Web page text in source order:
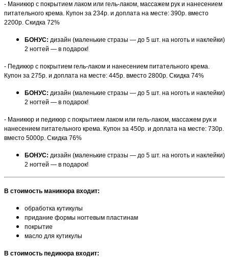
- Маникюр с покрытием лаком или гель-лаком, массажем рук и нанесением
питательного крема. Купон за 234р. и доплата на месте: 390р. вместо
2200р. Скидка 72%
БОНУС: дизайн (маленькие стразы — до 5 шт. на ноготь и наклейки)
2 ногтей — в подарок!
- Педикюр с покрытием гель-лаком и нанесением питательного крема.
Купон за 275р. и доплата на месте: 445р. вместо 2800р. Скидка 74%
БОНУС: дизайн (маленькие стразы — до 5 шт. на ноготь и наклейки)
2 ногтей — в подарок!
- Маникюр и педикюр с покрытием лаком или гель-лаком, массажем рук и
нанесением питательного крема. Купон за 450р. и доплата на месте: 730р.
вместо 5000р. Скидка 76%
БОНУС: дизайн (маленькие стразы — до 5 шт. на ноготь и наклейки)
2 ногтей — в подарок!
В стоимость маникюра входит:
обработка кутикулы
придание формы ногтевым пластинам
покрытие
масло для кутикулы
В стоимость педикюра входит: